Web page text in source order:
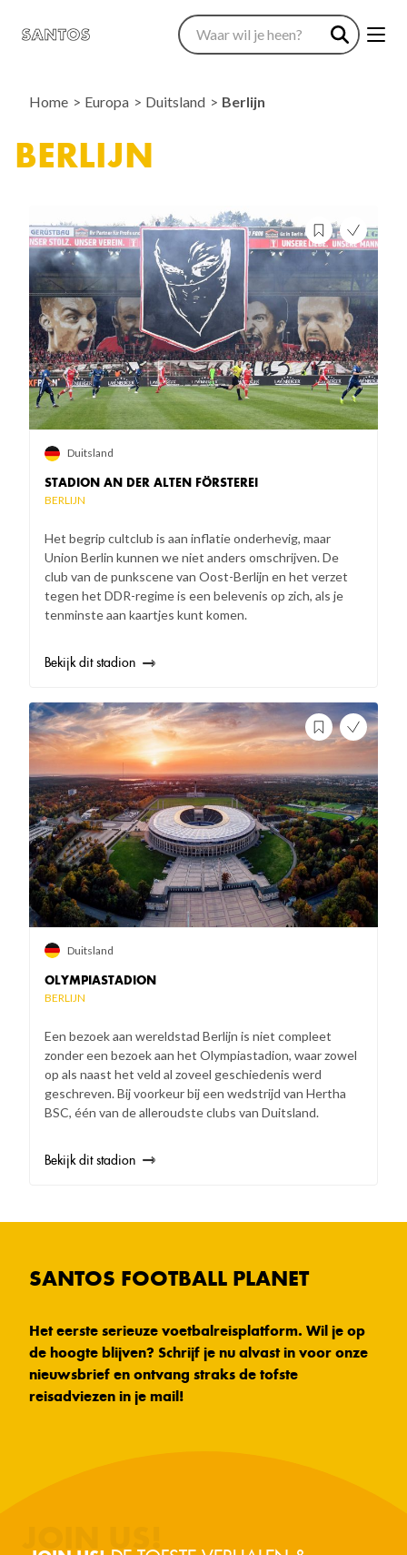
Home Europa Duitsland Berlijn
BERLIJN
STADION AN DER ALTEN FÖRSTEREI
BERLIJN
Het begrip cultclub is aan inflatie onderhevig, maar
Union Berlin kunnen we niet anders omschrijven. De
club van de punkscene van Oost-Berlijn en het verzet
tegen het DDR-regime is een belevenis op zich, als je
tenminste aan kaartjes kunt komen.
Duitsland
Bekijk dit stadion
OLYMPIASTADION
BERLIJN
Een bezoek aan wereldstad Berlijn is niet compleet
zonder een bezoek aan het Olympiastadion, waar zowel
op als naast het veld al zoveel geschiedenis werd
geschreven. Bij voorkeur bij een wedstrijd van Hertha
BSC, één van de alleroudste clubs van Duitsland.
Duitsland
Bekijk dit stadion
SANTOS FOOTBALL PLANET
Het eerste serieuze voetbalreisplatform. Wil je op
de hoogte blijven? Schrijf je nu alvast in voor onze
nieuwsbrief en ontvang straks de tofste
reisadviezen in je mail!